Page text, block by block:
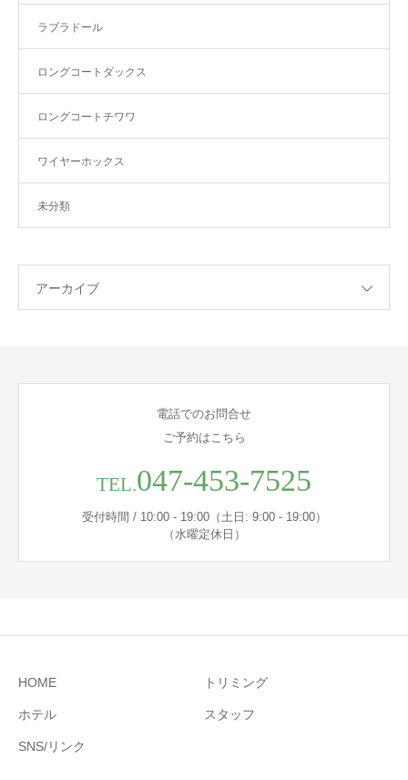
ラブラドール
ロングコートダックス
ロングコートチワワ
ワイヤーホックス
未分類
アーカイブ
電話でのお問合せ
ご予約はこちら
TEL.047-453-7525
受付時間 / 10:00 - 19:00（土日: 9:00 - 19:00）
（水曜定休日）
HOME トリミング
ホテル スタッフ
SNS/リンク